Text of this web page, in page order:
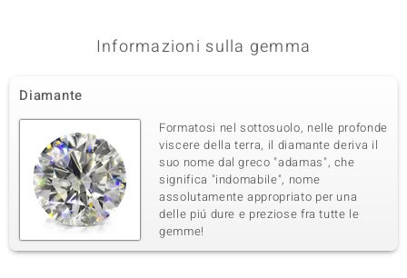
Informazioni sulla gemma
Diamante
Formatosi nel sottosuolo, nelle profonde
viscere della terra, il diamante deriva il
suo nome dal greco "adamas", che
significa "indomabile", nome
assolutamente appropriato per una
delle piú dure e preziose fra tutte le
gemme!